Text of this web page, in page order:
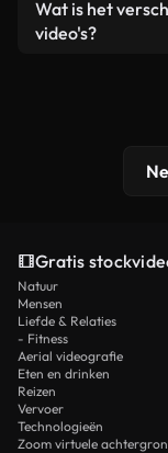
een losstaand
remixen. Zorg
Wat is het
video's?
Gratis
Natuur
Mensen
Liefde & Relaties
- Fitness
Aerial videografie
Eten en drinken
Reizen
Vervoer
Technologieën
Zoom virtuele